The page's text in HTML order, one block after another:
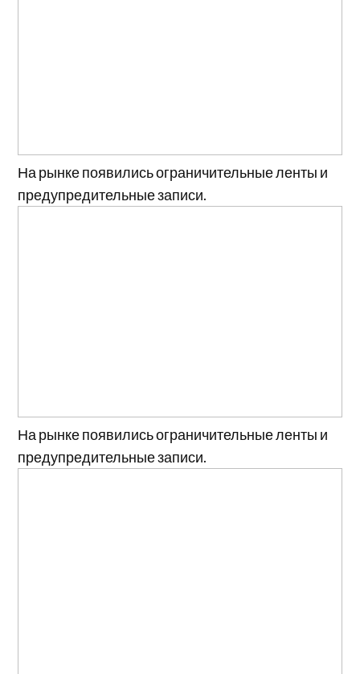
На рынке появились ограничительные ленты и
предупредительные записи.
На рынке появились ограничительные ленты и
предупредительные записи.